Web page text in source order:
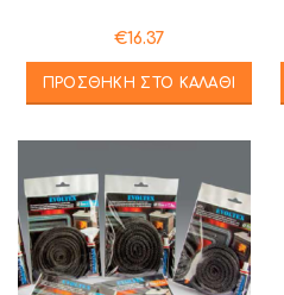
€16.37
ΠΡΟΣΘΉΚΗ ΣΤΟ ΚΑΛΆΘΙ